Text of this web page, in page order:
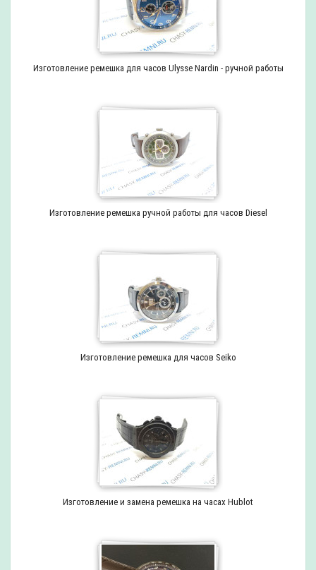
Изготовление ремешка для часов Ulysse Nardin - ручной работы
Изготовление ремешка ручной работы для часов Diesel
Изготовление ремешка для часов Seiko
Изготовление и замена ремешка на часах Hublot